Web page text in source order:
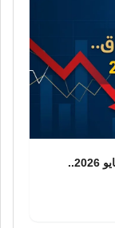
أسعار الذهب اليوم في العراق السبت 16 مايو 2026..